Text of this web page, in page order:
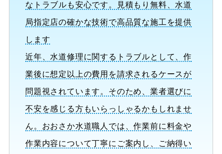
なトラブルも安心です。見積もり無料、水道
局指定店の確かな技術で高品質な施工を提供
します
近年、水道修理に関するトラブルとして、作
業後に想定以上の費用を請求されるケースが
問題視されています。そのため、業者選びに
不安を感じる方もいらっしゃるかもしれませ
ん。おおさか水道職人では、作業前に料金や
作業内容について丁寧にご案内し、ご納得い